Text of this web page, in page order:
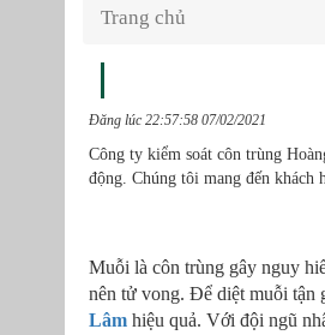
Trang chủ
Đăng lúc 22:57:58 07/02/2021
Công ty kiểm soát côn trùng
động. Chúng tôi mang đến khách
Muỗi là côn trùng gây nguy
nên tử vong. Để diệt muỗi tận
Lâmhiệu quả. Với đội ngũ